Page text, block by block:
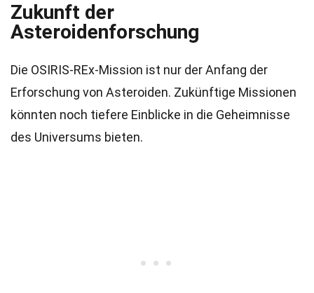
Zukunft der
Asteroidenforschung
Die OSIRIS-REx-Mission ist nur der Anfang der
Erforschung von Asteroiden. Zukünftige Missionen
könnten noch tiefere Einblicke in die Geheimnisse
des Universums bieten.